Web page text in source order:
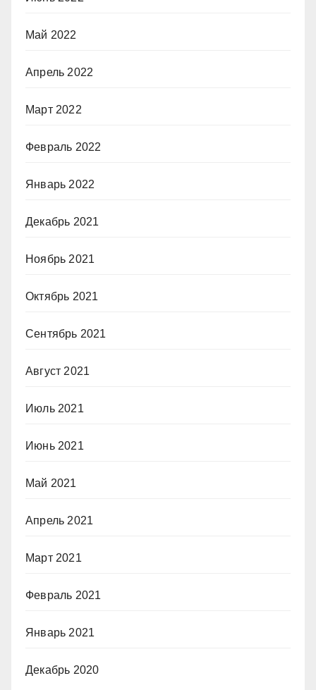
Май 2022
Апрель 2022
Март 2022
Февраль 2022
Январь 2022
Декабрь 2021
Ноябрь 2021
Октябрь 2021
Сентябрь 2021
Август 2021
Июль 2021
Июнь 2021
Май 2021
Апрель 2021
Март 2021
Февраль 2021
Январь 2021
Декабрь 2020